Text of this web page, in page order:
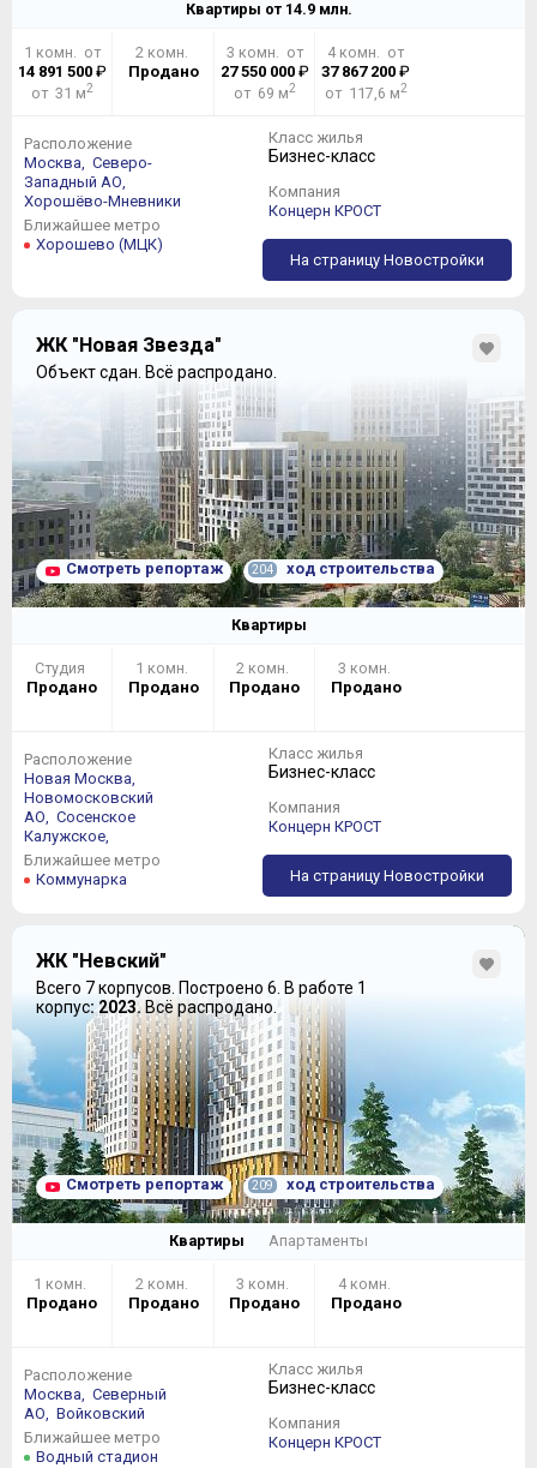
Квартиры от 14.9млн.
1 комн. от
14 891 500₽
от 31 м2
2 комн.
Продано
3 комн. от
27 550 000₽
от 69 м2
4 комн. от
37 867 200 ₽
от 117,6 м2
Расположение
Москва, Северо-
Западный АО,
Хорошёво-Мневники
Ближайшее метро
Хорошево (МЦК)
Класс жилья
Бизнес-класс
Компания
Концерн КРОСТ
На страницу Новостройки
ЖК "Новая Звезда"
Объект сдан. Всё распродано.
Смотреть репортаж 204 ход строительства
Квартиры
Студия
Продано
1 комн.
Продано
2 комн.
Продано
3 комн.
Продано
Расположение
Новая Москва,
Новомосковский
АО, Сосенское
Калужское,
Ближайшее метро
Коммунарка
Класс жилья
Бизнес-класс
Компания
Концерн КРОСТ
На страницу Новостройки
ЖК "Невский"
Всего 7 корпусов. Построено 6. В работе 1
корпус: 2023. Всё распродано.
Смотреть репортаж 209 ход строительства
Квартиры
1 комн.
Продано
2 комн.
Продано
3 комн.
Продано
4 комн.
Продано
Апартаменты
Расположение
Москва, Северный
АО, Войковский
Ближайшее метро
Водный стадион
Класс жилья
Бизнес-класс
Компания
Концерн КРОСТ